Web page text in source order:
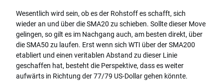
Wesentlich wird sein, ob es der Rohstoff es schafft, sich
wieder an und über die SMA20 zu schieben. Sollte dieser Move
gelingen, so gilt es im Nachgang auch, am besten direkt, über
die SMA50 zu laufen. Erst wenn sich WTI über der SMA200
etabliert und einen veritablen Abstand zu dieser Linie
geschaffen hat, besteht die Perspektive, dass es weiter
aufwärts in Richtung der 77/79 US-Dollar gehen könnte.